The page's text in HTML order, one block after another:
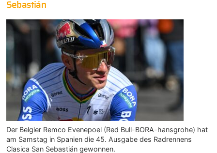
Sebastián
Der Belgier Remco Evenepoel (Red Bull-BORA-hansgrohe) hat
am Samstag in Spanien die 45. Ausgabe des Radrennens
Clasica San Sebastián gewonnen.